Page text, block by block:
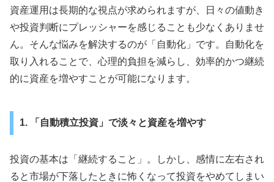
資産運用は長期的な視点が求められますが、日々の値動き
や投資判断にプレッシャーを感じることも少なくありませ
ん。そんな悩みを解決するのが「自動化」です。自動化を
取り入れることで、心理的負担を減らし、効率的かつ継続
的に資産を増やすことが可能になります。
1. 「自動積立投資」で淡々と資産を増やす
投資の基本は「継続すること」。しかし、感情に左右され
ると市場が下落したときに怖くなって投資をやめてしまい